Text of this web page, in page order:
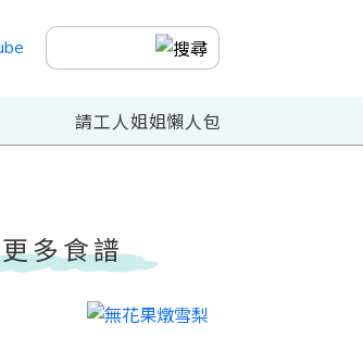
請工人姐姐懶人包
更多食譜